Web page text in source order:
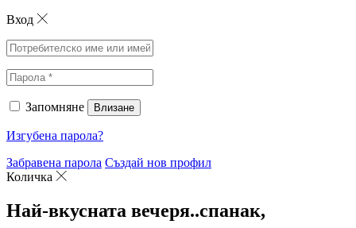
Вход
Запомняне Влизане
Изгубена парола?
Забравена парола Създай нов профил
Количка
Най-вкусната вечеря..спанак,